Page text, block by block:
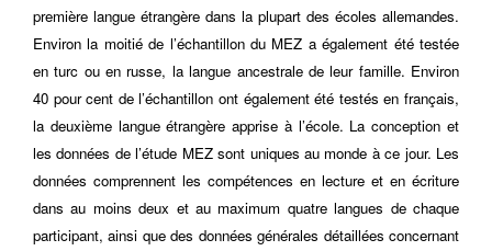
première langue étrangère dans la plupart des écoles allemandes.
Environ la moitié de l’échantillon du MEZ a également été testée
en turc ou en russe, la langue ancestrale de leur famille. Environ
40 pour cent de l’échantillon ont également été testés en français,
la deuxième langue étrangère apprise à l’école. La conception et
les données de l’étude MEZ sont uniques au monde à ce jour. Les
données comprennent les compétences en lecture et en écriture
dans au moins deux et au maximum quatre langues de chaque
participant, ainsi que des données générales détaillées concernant